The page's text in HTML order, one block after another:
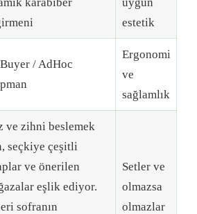
estetik
/ AdHoc
Ergonomi
ve
sağlamlık
ve zihni beslemek
seçkiye çeşitli
ve önerilen
eşlik ediyor.
sofranın
Setler ve
olmazsa
olmazlar